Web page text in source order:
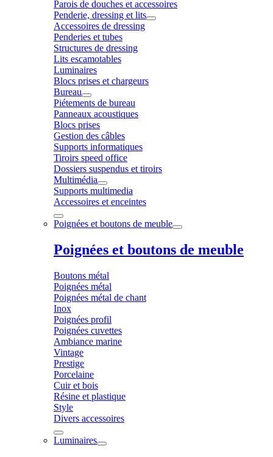
Parois de douches et accessoires
Penderie, dressing et lits
Accessoires de dressing
Penderies et tubes
Structures de dressing
Lits escamotables
Luminaires
Blocs prises et chargeurs
Bureau
Piétements de bureau
Panneaux acoustiques
Blocs prises
Gestion des câbles
Supports informatiques
Tiroirs speed office
Dossiers suspendus et tiroirs
Multimédia
Supports multimedia
Accessoires et enceintes
Poignées et boutons de meuble
Poignées et boutons de meuble
Boutons métal
Poignées métal
Poignées métal de chant
Inox
Poignées profil
Poignées cuvettes
Ambiance marine
Vintage
Prestige
Porcelaine
Cuir et bois
Résine et plastique
Style
Divers accessoires
Luminaires